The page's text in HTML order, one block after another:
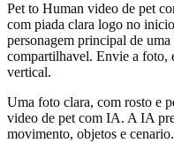
Pet to Human video de pet
com piada clara logo no
personagem principal de uma
compartilhavel. Envie a foto,
vertical.
Uma foto clara, com rosto e
video de pet com IA. A IA
movimento, objetos e cenario.